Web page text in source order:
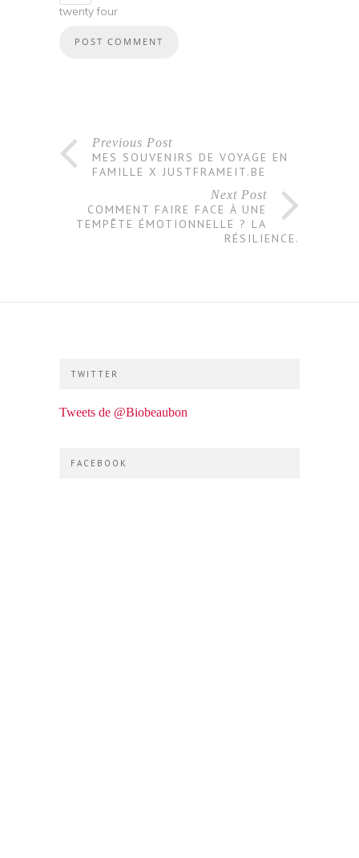
twenty four
Previous Post
MES SOUVENIRS DE VOYAGE EN
FAMILLE X JUSTFRAMEIT.BE
Next Post
COMMENT FAIRE FACE À UNE
TEMPÊTE ÉMOTIONNELLE ? LA
RÉSILIENCE.
TWITTER
Tweets de @Biobeaubon
FACEBOOK